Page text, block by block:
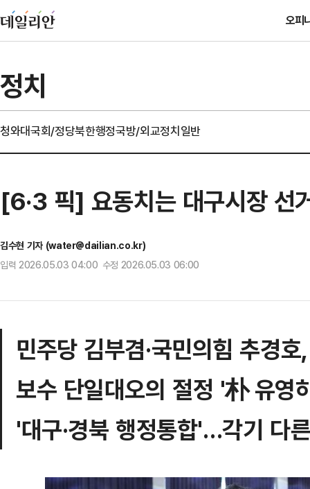
오피
정치
청와대국회/정당북한행정국방/외교정치일반
[6·3 픽] 요동치는 대구시장
김수현 기자 (water@dailian.co.kr)
입력 2026.05.03 04:00 수정 2026.05.03 06:00
민주당 김부겸·국민의힘 추경
보수 단일대오의 절정 '朴 유영
'대구·경북 행정통합'…각기 다